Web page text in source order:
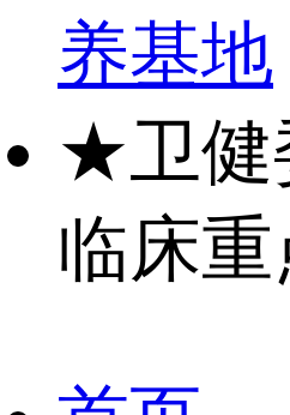
养基地
★卫
临床